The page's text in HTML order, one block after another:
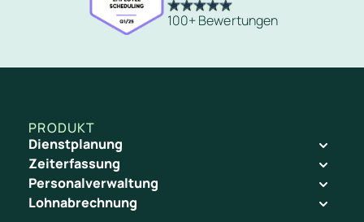
100+ Bewertungen
PRODUKT
Dienstplanung
Zeiterfassung
Personalverwaltung
Lohnabrechnung